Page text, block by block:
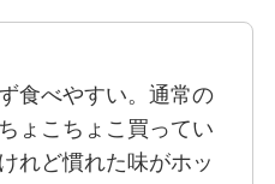
食べやすい。通常の
ょこちょこ買ってい
れど慣れた味がホッ